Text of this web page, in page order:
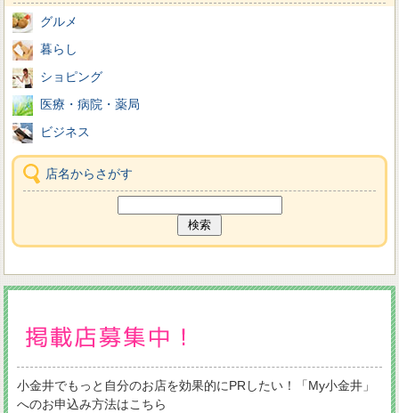
グルメ
暮らし
ショピング
医療・病院・薬局
ビジネス
店名からさがす
小金井でもっと自分のお店を効果的にPRしたい！「My小金井」
へのお申込み方法はこちら